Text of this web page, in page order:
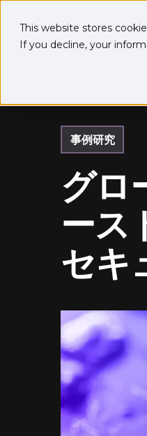
This website stores
If you decline, your
事例研究
グロ
ース
セキ